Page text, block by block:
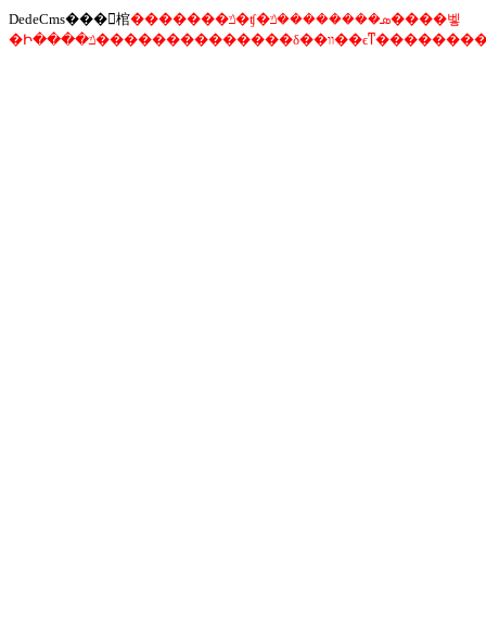
DedeCms���󾯸棺�������ݿ�ʧ�ܣ��������ݿ����벻